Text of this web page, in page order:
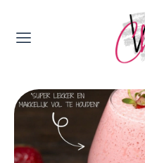
Valerie's Topics
Lifestyle,